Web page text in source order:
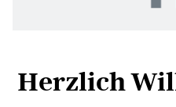
Herzlich